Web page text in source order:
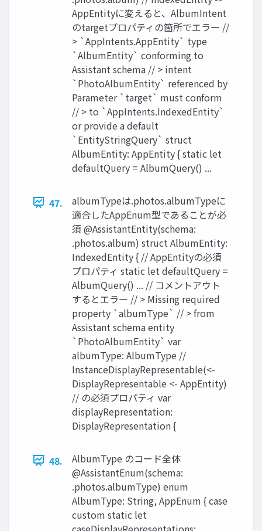
AppEntityに変えると、AlbumIntent
のtargetプロパティの箇所でエラー //
> `AppIntents.AppEntity` type
`AlbumEntity` conforming to
Assistant schema // > intent
`PhotoAlbumEntity` referenced by
Parameter `target` must conform
// > to `AppIntents.IndexedEntity`
or provide a default
`EntityStringQuery` struct
AlbumEntity: AppEntity { static let
defaultQuery = AlbumQuery() ...
47.
albumTypeは.photos.albumTypeに
適合したAppEnum型であることが必
須 @AssistantEntity(schema:
.photos.album) struct AlbumEntity:
IndexedEntity { // AppEntityの必須
プロパティ static let defaultQuery =
AlbumQuery() ... // コメントアウト
するとエラー // > Missing required
property `albumType` // > from
Assistant schema entity
`PhotoAlbumEntity` var
albumType: AlbumType //
InstanceDisplayRepresentable(<-
DisplayRepresentable <- AppEntity)
// の必須プロパティ var
displayRepresentation:
DisplayRepresentation {
48.
AlbumType のコード全体
@AssistantEnum(schema:
.photos.albumType) enum
AlbumType: String, AppEnum { case
custom static let